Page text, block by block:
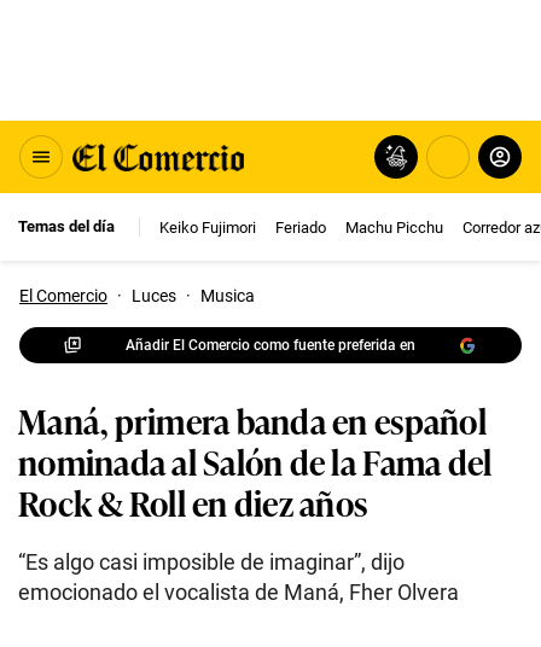
Temas del día Keiko Fujimori Feriado Machu Picchu Corredor
El Comercio · Luces · Musica
Añadir El Comercio como fuente preferida en
Maná, primera banda en español
nominada al Salón de la Fama del
Rock & Roll en diez años
“Es algo casi imposible de imaginar”, dijo
emocionado el vocalista de Maná, Fher Olvera